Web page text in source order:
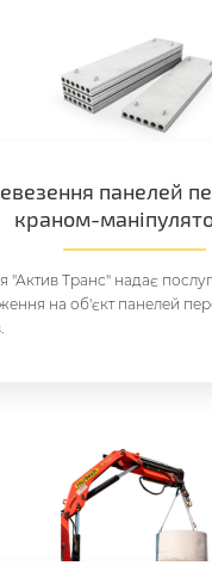
панелей
краном-
"Актив Транс" надає
на об'єкт панелей